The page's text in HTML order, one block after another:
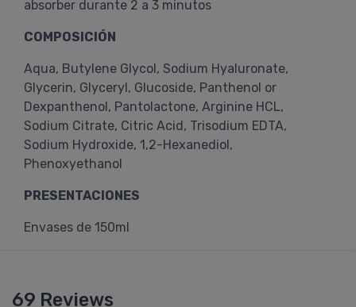
absorber durante 2 a 3 minutos
COMPOSICIÓN
Aqua, Butylene Glycol, Sodium Hyaluronate,
Glycerin, Glyceryl, Glucoside, Panthenol or
Dexpanthenol, Pantolactone, Arginine HCL,
Sodium Citrate, Citric Acid, Trisodium EDTA,
Sodium Hydroxide, 1,2-Hexanediol,
Phenoxyethanol
PRESENTACIONES
Envases de 150ml
69 Reviews